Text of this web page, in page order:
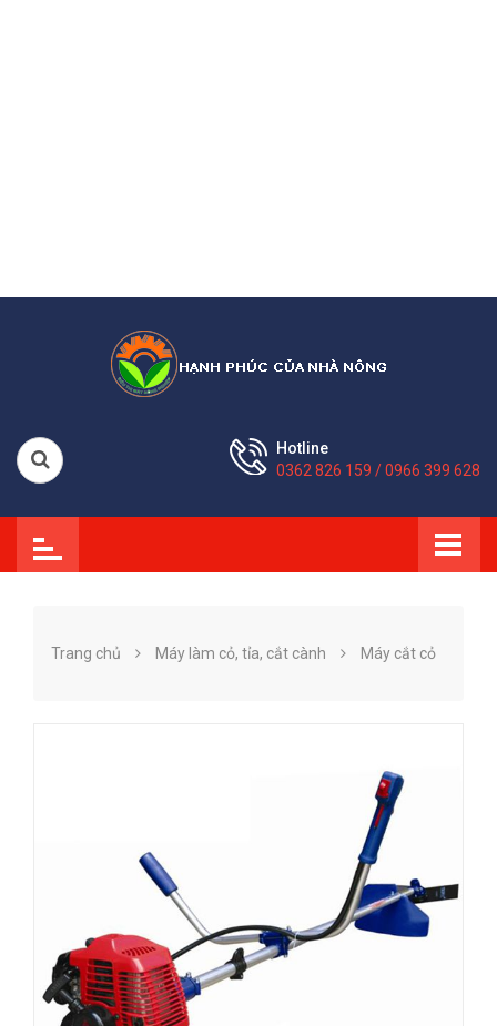
Hotline
0362 826 159 / 0966 399 628
Trang chủ Máy làm cỏ, tỉa, cắt cành Máy cắt cỏ